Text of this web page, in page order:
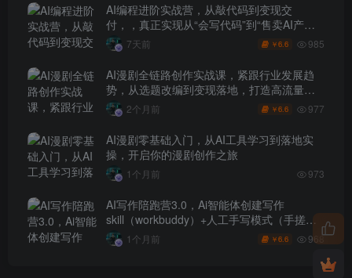
AI编程进阶实战营，从敲代码到变现交
付，，真正实现从“会写代码”到“售卖AI产品
盈利”的跨越
7天前 ￥6.6 985
AI漫剧全链路创作实战课，紧跟行业发展趋
势，从选题改编到变现落地，打造高流量优
质作品2个月前 ￥6.6 977
AI漫剧零基础入门，从AI工具学习到落地实
操，开启你的漫剧创作之旅
1个月前 973
AI写作陪跑营3.0，Ai智能体创建写作
skill（workbuddy）+人工手写模式（手搓模
式），去除AI痕迹（头条号、公众号、百家
号）
1个月前 ￥6.6 968